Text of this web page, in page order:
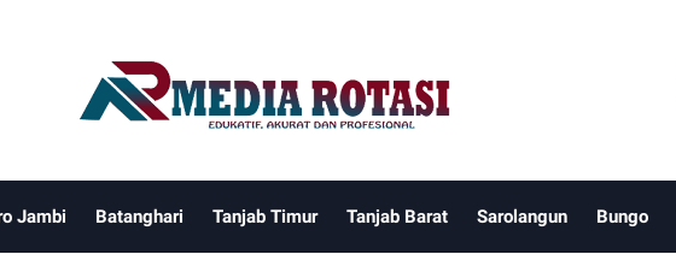
Jambi Batanghari Tanjab Timur Tanjab Barat Sarolangun Bungo